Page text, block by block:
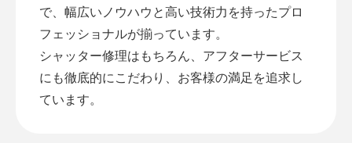
で、幅広いノウハウと高い技術力を持ったプロ
フェッショナルが揃っています。
シャッター修理はもちろん、アフターサービス
にも徹底的にこだわり、お客様の満足を追求し
ています。